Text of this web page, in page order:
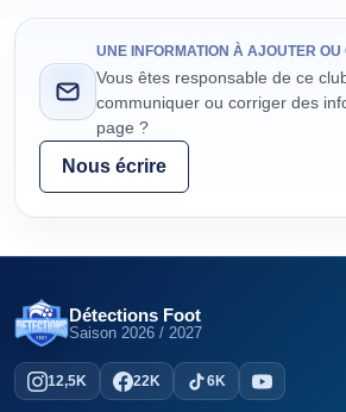
UNE INFORMATION À AJOUTER OU
Vous êtes responsable de ce
communiquer ou corriger des
page ?
Nous écrire
Détections Foot
Saison 2026 / 2027
12,5K 22K 6K